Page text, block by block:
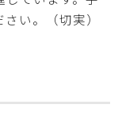
い。（切実）